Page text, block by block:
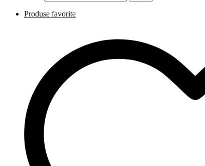
Produse favorite